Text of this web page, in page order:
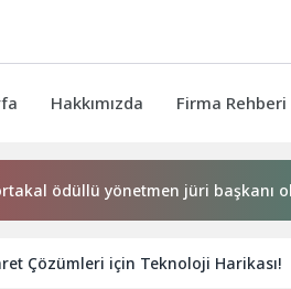
Hakkımızda Firma Rehberi
yönetmen jüri başkanı oldu
Çözümleri için Teknoloji Harikası!